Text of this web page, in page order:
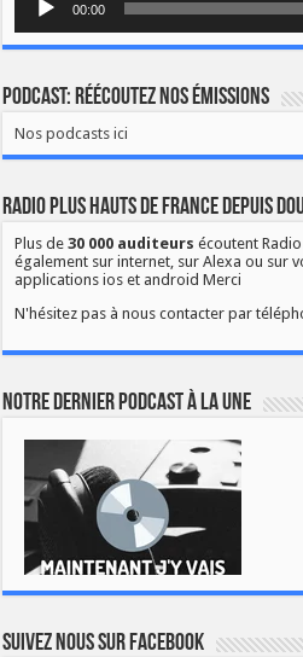
00:00
Podcast: Réécoutez nos émissions
Nos podcasts ici
Radio Plus Hauts de France depuis
Plus de30 000 auditeurs écoutent
également sur internet, sur Alexa ou sur
applications ios et android Merci
N'hésitez pas à nous contacter par
Notre dernier podcast à la une
Suivez nous sur Facebook